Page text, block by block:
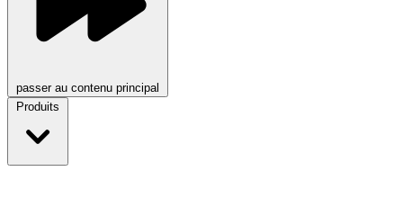
passer au contenu principal
Produits